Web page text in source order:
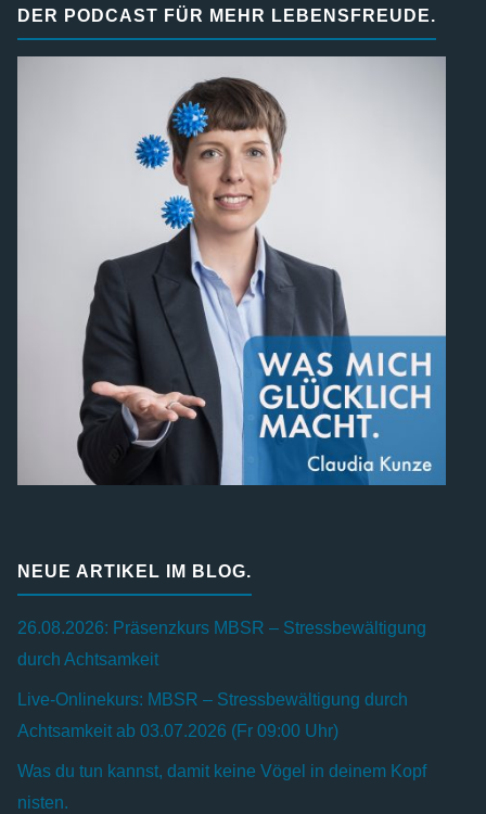
DER PODCAST FÜR MEHR LEBENSFREUDE.
NEUE ARTIKEL IM BLOG.
26.08.2026: Präsenzkurs MBSR – Stressbewältigung
durch Achtsamkeit
Live-Onlinekurs: MBSR – Stressbewältigung durch
Achtsamkeit ab 03.07.2026 (Fr 09:00 Uhr)
Was du tun kannst, damit keine Vögel in deinem Kopf
nisten.